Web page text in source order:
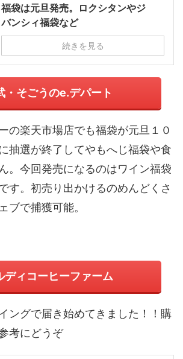
福袋は元旦発売。ロクシタンやジ
バンシィ福袋など
続きを見る
・そごうのe.デパート
の楽天市場店でも福袋が元旦１０
抽選が終了してやもへじ福袋や食
。今回発売になるのはワイン福袋
す。初売り出かけるのめんどくさ
ブで捕獲可能。
ディコーヒーファーム
ングで届き始めてきました！！購
考にどうぞ